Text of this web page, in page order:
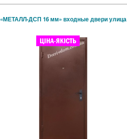
«МЕТАЛЛ-ДСП 16 мм» входные двери улица